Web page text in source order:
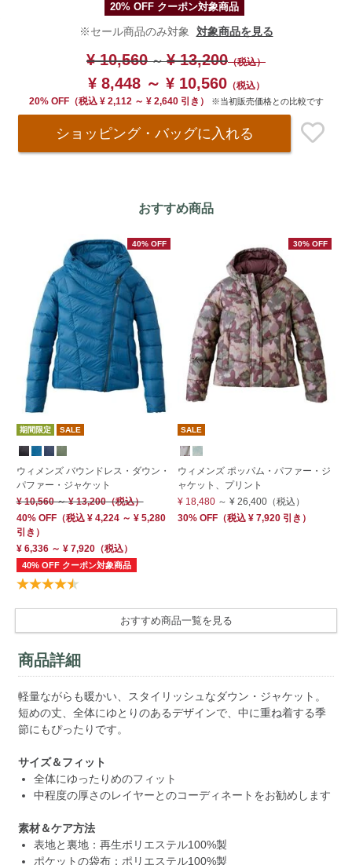
20% OFF クーポン対象商品
※セール商品のみ対象 対象商品を見る
¥ 10,560～¥ 13,200（税込）
¥ 8,448 ～ ¥ 10,560（税込）
20% OFF（税込 ¥ 2,112 ～ ¥ 2,640 引き） ※当初販売価格との比較です
ショッピング・バッグに入れる
おすすめ商品
40% OFF
期間限定 SALE
ウィメンズ バウンドレス・ダウン・
パファー・ジャケット
¥ 10,560～¥ 13,200（税込）
40% OFF（税込 ¥ 4,224 ～ ¥ 5,280
引き）
¥ 6,336 ～ ¥ 7,920（税込）
40% OFF クーポン対象商品
30% OFF
SALE
ウィメンズ ポッパム・パファー・ジ
ャケット、プリント
¥ 18,480 ～ ¥ 26,400 （税込）
30% OFF （税込 ¥ 7,920 引き）
おすすめ商品一覧を見る
商品詳細
軽量ながらも暖かい、スタイリッシュなダウン・ジャケット。
短めの丈、全体にゆとりのあるデザインで、中に重ね着する季
節にもぴったりです。
サイズ＆フィット
全体にゆったりめのフィット
中程度の厚さのレイヤーとのコーディネートをお勧めします
素材＆ケア方法
表地と裏地：再生ポリエステル100%製
ポケットの袋布：ポリエステル100%製